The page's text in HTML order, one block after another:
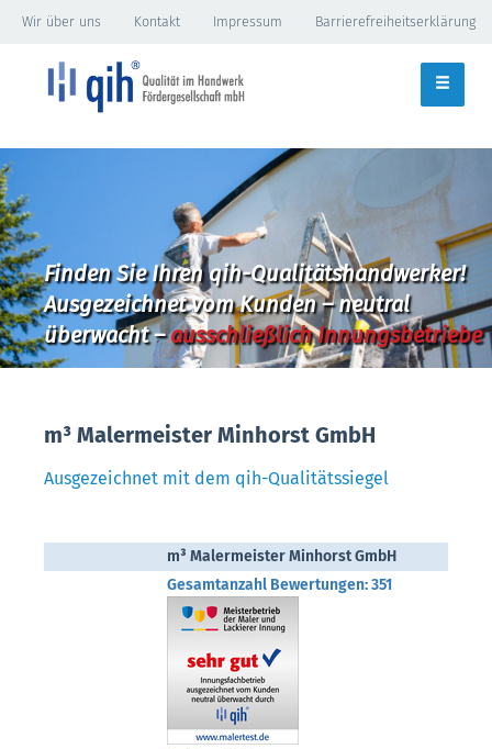
Wir über uns Kontakt Impressum Barrierefreiheitserklärung
Finden Sie Ihren qih-Qualitätshandwerker!
Ausgezeichnet vom Kunden – neutral
überwacht –ausschließlich Innungsbetriebe
m³ Malermeister Minhorst GmbH
Ausgezeichnet mit dem qih-Qualitätssiegel
m³ Malermeister Minhorst GmbH
Gesamtanzahl Bewertungen: 351